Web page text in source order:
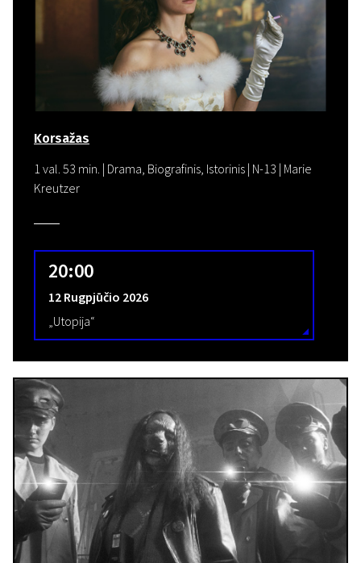
Europos kino festivalis
„Scanorama“
Didžiausias rudens kino festivalis Lietuvoje, kasmet vykstantis
Vilniuje, Kaune, Klaipėdoje, Šiauliuose, Alytuje, Panevėžyje,
Korsažas
1 val. 53 min. | Drama, Biografinis, Istorinis | N-13 | Marie
Kreutzer
20:00
12 Rugpjūčio 2026
„Utopija“